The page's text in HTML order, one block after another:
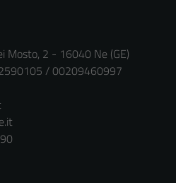
Mosto, 2 - 16040 Ne (GE)
/ 00209460997